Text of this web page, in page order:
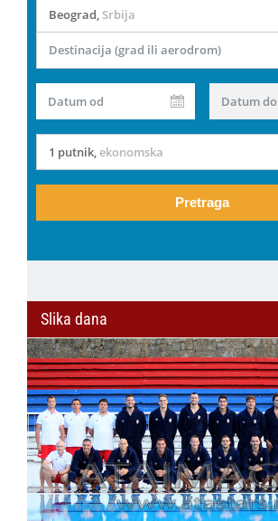
Beograd, Srbija
Destinacija (grad ili aerodrom)
Datum od Datum do
1 putnik,ekonomska
Pretraga
Slika dana